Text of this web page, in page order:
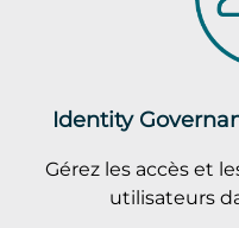
Identity
Gérez les accès et
utilisateurs